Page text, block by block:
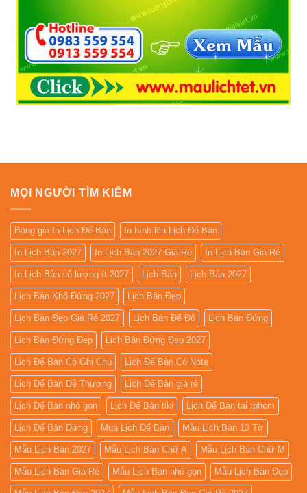
MỌI NGƯỜI TÌM KIẾM
Bảng giá In Lịch Để Bàn In hình lên Lịch Để Bàn
In Lịch Bàn 2027 In Lịch Bàn 2027 Giá Rẻ In Lịch Bàn Giá Rẻ
In Lịch Bàn số lượng ít 2027 Lịch Bàn Lịch Bàn 2027
Lịch Bàn Khổ Đứng 2027 Lịch Bàn Đẹp
Lịch Bàn Đẹp Giá Rẻ 2027 Lịch Bàn Đế Đỏ Lịch Bàn Đứng
Lịch Bàn Đứng Đẹp Lịch Bàn Đứng Đẹp 2027
Lịch Để Bàn Có Ghi Chú Lịch Để Bàn Có Note
Lịch Để Bàn Dễ Thương Lịch Để Bàn giá rẻ
Lịch Để Bàn nhỏ gọn Lịch Để Bàn tiki Lịch Để Bàn tại tphcm
Lịch Để Bàn Đứng Mua Lịch Để Bàn Mẫu Lịch Bàn 13 Tờ
Mẫu Lịch Bàn 2027 Mẫu Lịch Bàn Chữ A Mẫu Lịch Bàn Chữ M
Mẫu Lịch Bàn Giá Rẻ Mẫu Lịch Bàn nhỏ gọn Mẫu Lịch Bàn Đẹp